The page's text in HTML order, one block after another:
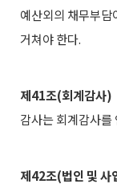
예산외의 채무부
거쳐야 한다.
제41조(회계감사)
감사는 회계감사를
제42조(법인 및 사